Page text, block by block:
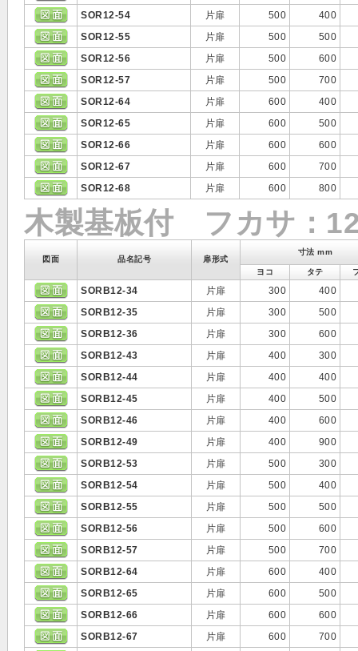
SOR12-54
片扉 500
400
SOR12-55
片扉 500
500
SOR12-56
片扉 500
600
SOR12-57
片扉 500
700
SOR12-64
片扉 600
400
SOR12-65
片扉 600
500
SOR12-66
片扉 600
600
SOR12-67
片扉 600
700
SOR12-68
片扉 600 800
木製基板付 フカサ：
図面 品名記号 扉形式
寸法 mm
ヨコ タテ
SORB12-34 片扉 300
400
SORB12-35
片扉 300
500
SORB12-36
片扉 300
600
SORB12-43
片扉 400
300
SORB12-44
片扉 400
400
SORB12-45
片扉 400
500
SORB12-46
片扉 400
600
SORB12-49
片扉 400
900
SORB12-53
片扉 500
300
SORB12-54
片扉 500
400
SORB12-55
片扉 500
500
SORB12-56
片扉 500
600
SORB12-57
片扉 500
700
SORB12-64
片扉 600
400
SORB12-65
片扉 600
500
SORB12-66
片扉 600
600
SORB12-67
片扉 600
700